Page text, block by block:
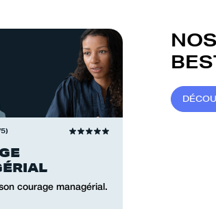
courage managérial.
DÉCOU